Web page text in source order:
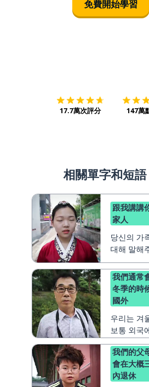
免費開始學習
17.7萬次評分 147萬
相關單字和短語
跟我講講
家人
당신의 가
대해 말해
요
我們通常
冬季的時
國外
우리는 겨
보통 외국
요
我們的父
會在大概
內退休